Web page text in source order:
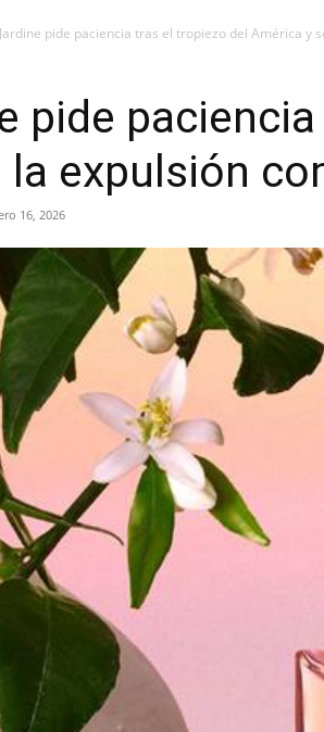
Jardine pide paciencia tras el tropiezo del América y
pide
la expulsión
16, 2026